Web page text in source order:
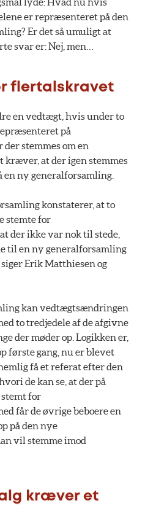
er repræsenteret på den
Er det så umuligt at
svar er: Nej, men…
flertalskravet
en vedtægt, hvis under to
på
stemmes om en
at der igen stemmes
ny generalforsamling.
konstaterer, at to
stemte for
der ikke var nok til stede,
til en ny generalforsamling
siger Erik Matthiesen og
kan vedtægtsændringen
to tredjedele af de afgivne
der møder op. Logikken er,
første gang, nu er blevet
få et referat efter den
de kan se, at der på
for
får de øvrige beboere en
på den nye
vil stemme imod
kræver et